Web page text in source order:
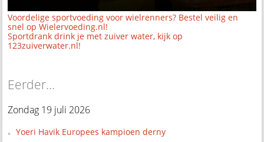
Voordelige sportvoeding voor wielrenners? Bestel veilig en
snel op Wielervoeding.nl!
Sportdrank drink je met zuiver water, kijk op
123zuiverwater.nl!
Eerder...
Zondag 19 juli 2026
Yoeri Havik Europees kampioen derny